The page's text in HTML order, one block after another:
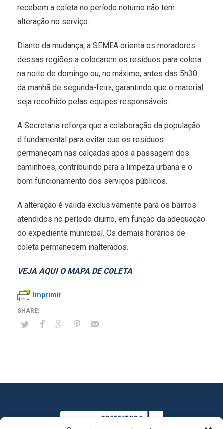
recebem a coleta no período noturno não tem
alteração no serviço.
Diante da mudança, a SEMEA orienta os moradores
dessas regiões a colocarem os resíduos para coleta
na noite de domingo ou, no máximo, antes das 5h30
da manhã de segunda-feira, garantindo que o material
seja recolhido pelas equipes responsáveis.
A Secretaria reforça que a colaboração da população
é fundamental para evitar que os resíduos
permaneçam nas calçadas após a passagem dos
caminhões, contribuindo para a limpeza urbana e o
bom funcionamento dos serviços públicos.
A alteração é válida exclusivamente para os bairros
atendidos no período diurno, em função da adequação
do expediente municipal. Os demais horários de
coleta permanecem inalterados.
VEJA AQUI O MAPA DE COLETA
Imprimir